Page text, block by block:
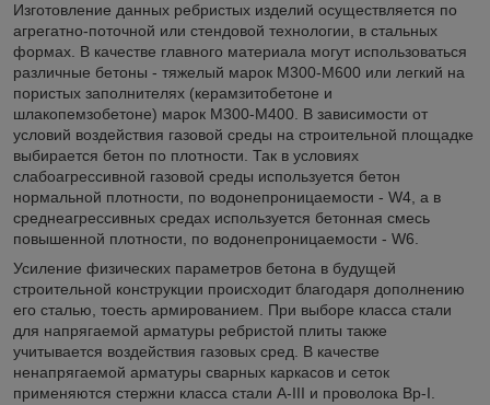
Изготовление данных ребристых изделий осуществляется по
агрегатно-поточной или стендовой технологии, в стальных
формах. В качестве главного материала могут использоваться
различные бетоны - тяжелый марок М300-М600 или легкий на
пористых заполнителях (керамзитобетоне и
шлакопемзобетоне) марок М300-М400. В зависимости от
условий воздействия газовой среды на строительной площадке
выбирается бетон по плотности. Так в условиях
слабоагрессивной газовой среды используется бетон
нормальной плотности, по водонепроницаемости - W4, а в
среднеагрессивных средах используется бетонная смесь
повышенной плотности, по водонепроницаемости - W6.
Усиление физических параметров бетона в будущей
строительной конструкции происходит благодаря дополнению
его сталью, тоесть армированием. При выборе класса стали
для напрягаемой арматуры ребристой плиты также
учитывается воздействия газовых сред. В качестве
ненапрягаемой арматуры сварных каркасов и сеток
применяются стержни класса стали А-III и проволока Вр-I.